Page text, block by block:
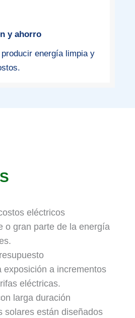
y ahorro
energía limpia y
eléctricos
o gran parte de la energía
exposición a incrementos
eléctricas.
larga duración
solares están diseñados